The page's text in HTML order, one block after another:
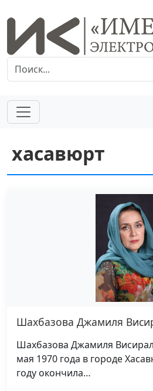
хасавюрт
Шахбазова Джамиля
Шахбазова Джамиля
мая 1970 года в городе
году окончила…